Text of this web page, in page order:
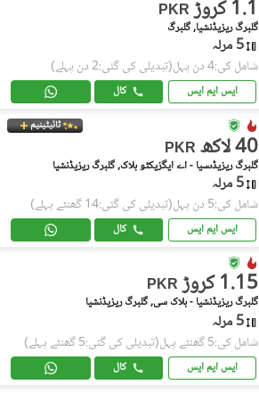
PKR 1.1 کروڑ
گلبرگ ریزیڈنشیا, گلبرگ
5 مرلہ
شامل کی:4 دن پہل (تبدیلی کی گئی:2 دن پہلے)
ایس ایم ایس کال
ٹائیٹینیم
PKR 40 لاکھ
گلبرگ ریزیڈںسیا - اے ایگزیکٹو بلاک, گلبرگ ریزیڈنشیا
5 مرلہ
شامل کی:5 دن پہل (تبدیلی کی گئی:14 گھنٹے پہلے)
ایس ایم ایس کال
PKR 1.15 کروڑ
گلبرگ ریزیڈنشیا - بلاک سی, گلبرگ ریزیڈنشیا
5 مرلہ
شامل کی:5 گھنٹے پہل (تبدیلی کی گئی:5 گھنٹے پہلے)
ایس ایم ایس کال